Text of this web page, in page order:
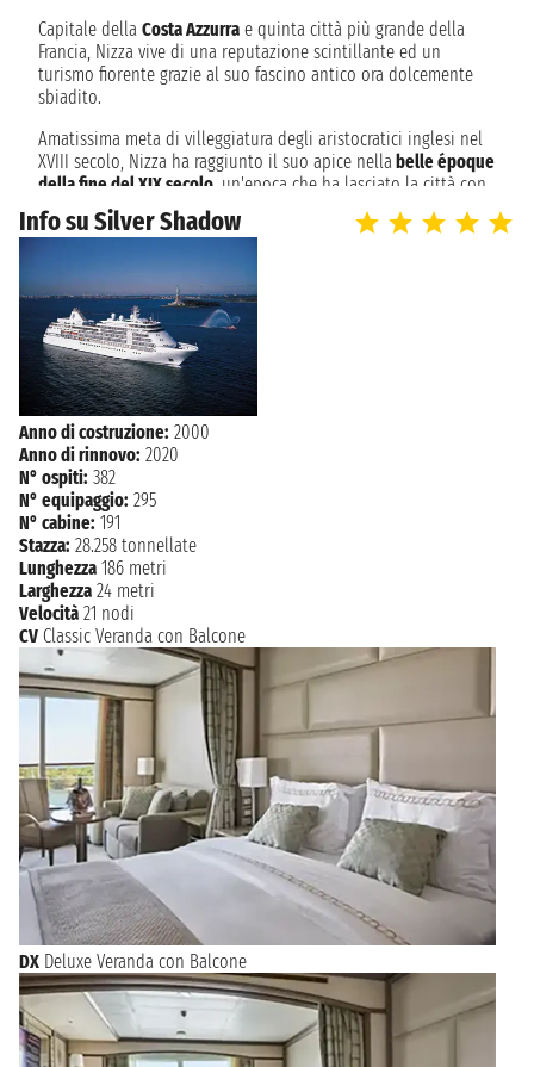
n.d. - n.d.
sabato 1 agosto 2026
n.d. - n.d.
GIARDINI-
domenica 2 agosto 2026
n.d. - n.d.
SALERNO
lunedì 3 agosto 2026
martedì 4 agosto 2026
n.d. - n.d.
mercoledì 5 agosto 2026
n.d. - n.d.
giovedì 6 agosto 2026
n.d.
Capitale della Costa Azzurra e quinta città più grande della
Francia, Nizza vive di una reputazione scintillante ed un
turismo fiorente grazie al suo fascino antico ora dolcemente
sbiadito.
Amatissima meta di villeggiatura degli aristocratici inglesi nel
XVIII secolo, Nizza ha raggiunto il suo apice nellabelle époque
della fine del XIX secolo , un'epoca che ha lasciato la città con
diversi straordinari esempi di architettura e di fantasia. Nizza
ha tutti i vantaggi di una grande città: cultura superba,
qualità e per tutte le tasche, il tutto su uno sfondo di cielo
azzurro, mare scintillante, macchia mediterranea
lussureggiante e parchi con piante sub-tropicali molto
pregiate.
Info su Silver Shadow
Anno di costruzione: 2000
Anno di rinnovo: 2020
N° ospiti: 382
N° equipaggio: 295
N° cabine: 191
Stazza: 28.258 tonnellate
Lunghezza 186 metri
Larghezza 24 metri
Velocità 21 nodi
CV Classic Veranda con Balcone
DX Deluxe Veranda con Balcone